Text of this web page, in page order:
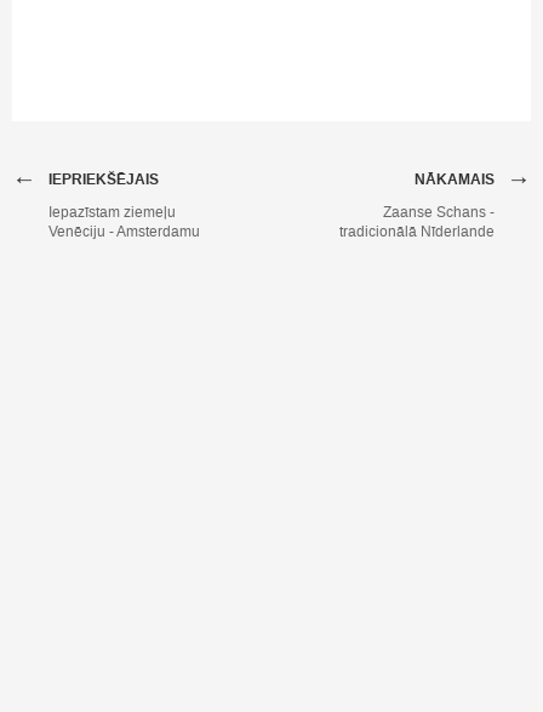
IEPRIEKŠĒJAIS
←
Iepazīstam ziemeļu
Venēciju - Amsterdamu
NĀKAMAIS →
Zaanse Schans -
tradicionālā Nīderlande